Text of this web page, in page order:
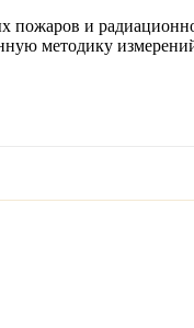
пожаров и
методику